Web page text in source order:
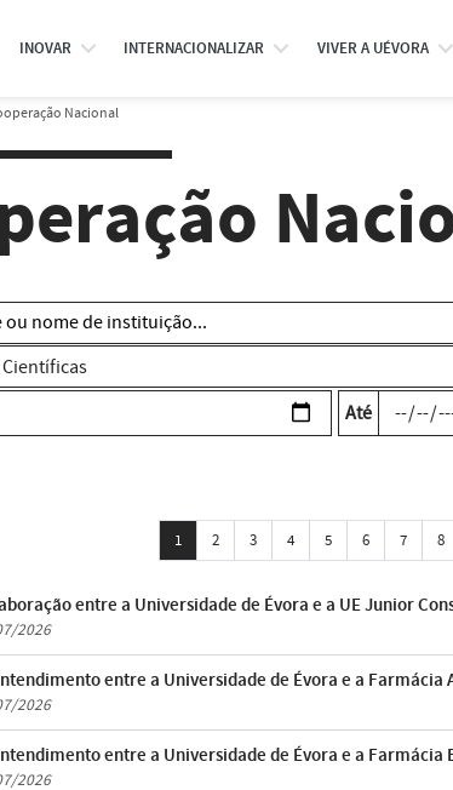
INOVAR INTERNACIONALIZAR VIVER A UÉVORA
Nacional
Até
1 2 3 4 5 6 7 8
entre a Universidade de Évora e a UE Junior
2026
entre a Universidade de Évora e a Farmácia
2026
entre a Universidade de Évora e a Farmácia
2026